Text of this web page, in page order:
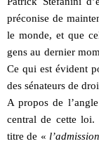
préconise de
le monde, et que
gens au dernier
Ce qui est évident
des sénateurs de
A propos de
central de cette loi.
titre de «